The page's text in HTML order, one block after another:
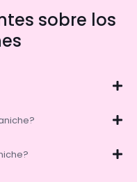
sobre los